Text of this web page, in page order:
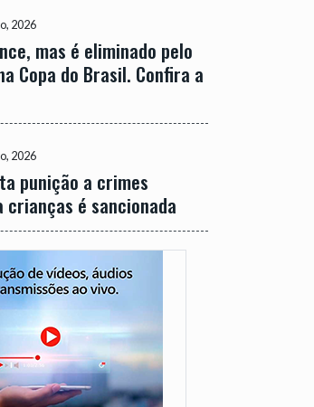
2026
mas é eliminado pelo
Copa do Brasil. Confira a
2026
punição a crimes
é sancionada